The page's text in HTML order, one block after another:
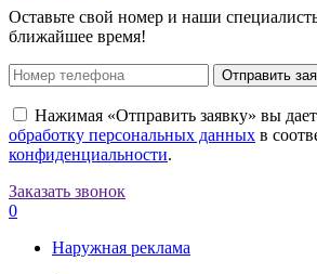
Оставьте свой номер и наши
ближайшее время!
Отправить
Нажимая «Отправить заявку» вы
обработку персональных данных в
конфиденциальности.
Заказать звонок
0
Наружная реклама